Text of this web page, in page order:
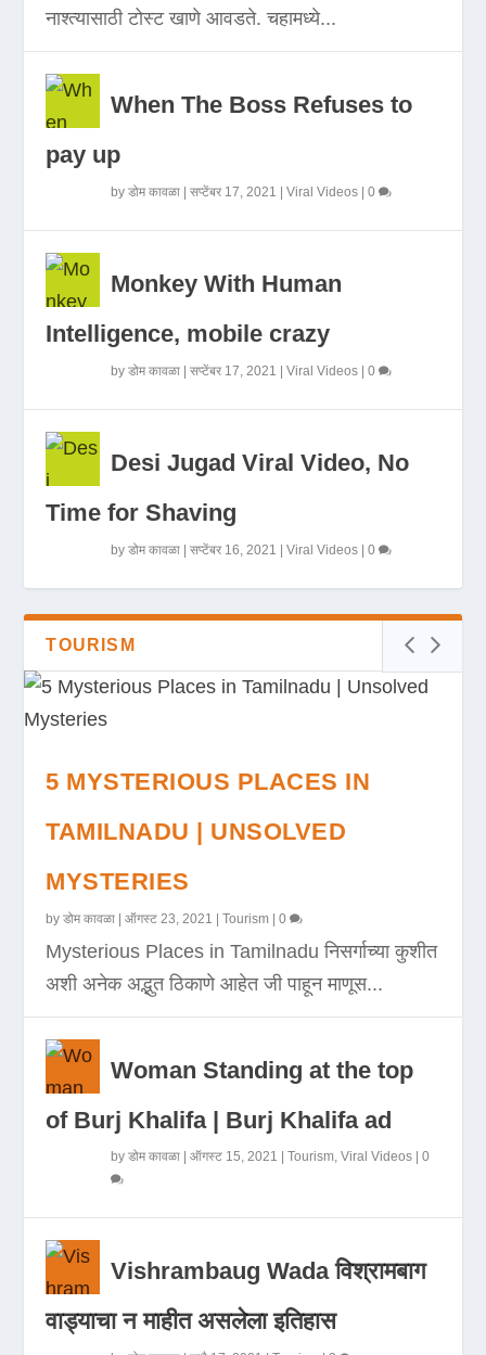
नाश्त्यासाठी टोस्ट खाणे आवडते. चहामध्ये...
When The Boss Refuses to
pay up
byडोम कावळा |सप्टेंबर 17, 2021 |Viral Videos |0
Monkey With Human
Intelligence, mobile crazy
byडोम कावळा |सप्टेंबर 17, 2021 |Viral Videos |0
Desi Jugad Viral Video, No
Time for Shaving
byडोम कावळा |सप्टेंबर 16, 2021 |Viral Videos |0
TOURISM
5 MYSTERIOUS PLACES IN
TAMILNADU | UNSOLVED
MYSTERIES
byडोम कावळा |ऑगस्ट 23, 2021 |Tourism |0
Mysterious Places in Tamilnadu निसर्गाच्या कुशीत
अशी अनेक अद्भुत ठिकाणे आहेत जी पाहून माणूस...
Woman Standing at the top
of Burj Khalifa | Burj Khalifa ad
byडोम कावळा |ऑगस्ट 15, 2021 |Tourism ,Viral Videos |0
Vishrambaug Wada विश्रामबाग
वाड्याचा न माहीत असलेला इतिहास